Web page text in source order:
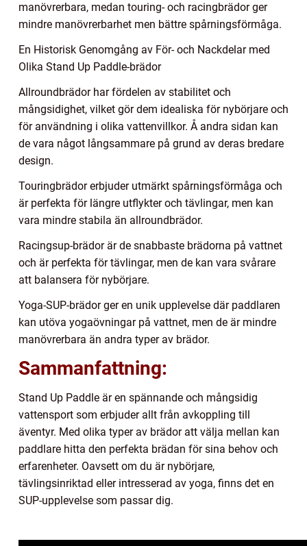
manövrerbara, medan touring- och racingbrädor ger
mindre manövrerbarhet men bättre spårningsförmåga.
En Historisk Genomgång av För- och Nackdelar med
Olika Stand Up Paddle-brädor
Allroundbrädor har fördelen av stabilitet och
mångsidighet, vilket gör dem idealiska för nybörjare och
för användning i olika vattenvillkor. Å andra sidan kan
de vara något långsammare på grund av deras bredare
design.
Touringbrädor erbjuder utmärkt spårningsförmåga och
är perfekta för längre utflykter och tävlingar, men kan
vara mindre stabila än allroundbrädor.
Racingsup-brädor är de snabbaste brädorna på vattnet
och är perfekta för tävlingar, men de kan vara svårare
att balansera för nybörjare.
Yoga-SUP-brädor ger en unik upplevelse där paddlaren
kan utöva yogaövningar på vattnet, men de är mindre
manövrerbara än andra typer av brädor.
Sammanfattning:
Stand Up Paddle är en spännande och mångsidig
vattensport som erbjuder allt från avkoppling till
äventyr. Med olika typer av brädor att välja mellan kan
paddlare hitta den perfekta brädan för sina behov och
erfarenheter. Oavsett om du är nybörjare,
tävlingsinriktad eller intresserad av yoga, finns det en
SUP-upplevelse som passar dig.